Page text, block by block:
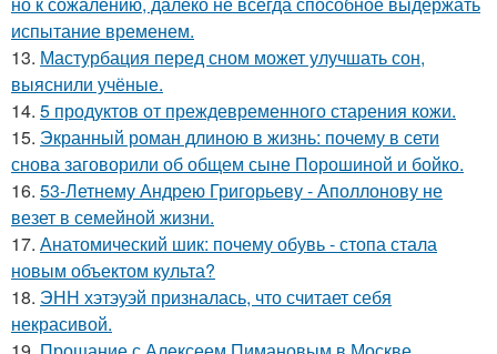
испытание временем.
13. Мастурбация перед сном может улучшать сон,
выяснили учёные.
14. 5 продуктов от преждевременного старения кожи.
15. Экранный роман длиною в жизнь: почему в сети
снова заговорили об общем сыне Порошиной и бойко.
16. 53-Летнему Андрею Григорьеву - Аполлонову не
везет в семейной жизни.
17. Анатомический шик: почему обувь - стопа стала
новым объектом культа?
18. ЭНН хэтэуэй призналась, что считает себя
некрасивой.